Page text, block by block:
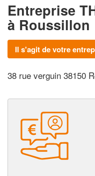
Entreprise
à Roussillon
Il s'agit de votre
38 rue verguin 38150